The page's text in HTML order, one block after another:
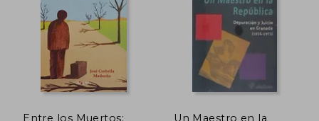
Entre los Muertos:
Un Maestro en la